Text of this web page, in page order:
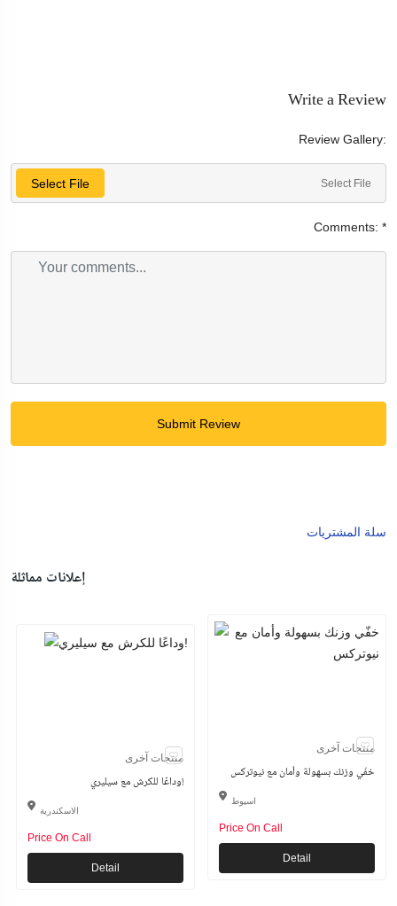
Write a Review
Review Gallery:
Select File Select File
Comments: *
Submit Review
سلة المشتريات
إعلانات مماثلة
منتجات آخرى
وداعًا للكرش مع سيليري!
الاسكندرية
Price On Call
Detail
منتجات آخرى
خفّي وزنك بسهولة وأمان مع نيوتركس
اسيوط
Price On Call
Detail